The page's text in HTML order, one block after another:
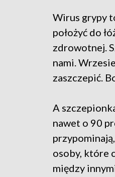
Wirus grypy
położyć do
zdrowotnej.
nami.
zaszczepić.
A
nawet o 90
osoby, które
między